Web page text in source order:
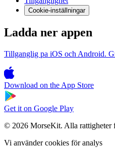
Cookie-inställningar
Ladda ner appen
Tillganglig pa iOS och Android.
Download on the App Store
Get it on Google Play
© 2026 MorseKit. Alla rattigheter
Vi använder cookies för analys